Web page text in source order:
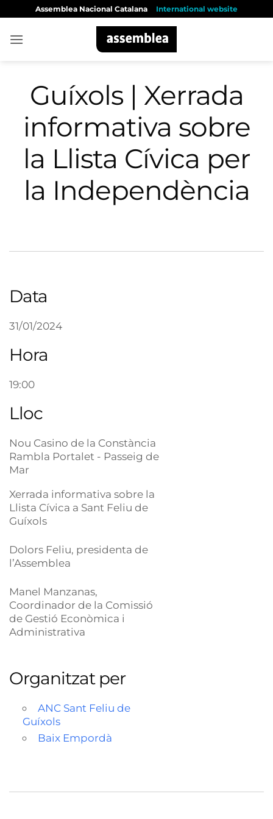
content
Assemblea Nacional Catalana International website
Guíxols | Xerrada
informativa sobre
la Llista Cívica per
la Independència
Data
31/01/2024
Hora
19:00
Lloc
Nou Casino de la Constància
Rambla Portalet - Passeig de
Mar
Xerrada informativa sobre la
Llista Cívica a Sant Feliu de
Guíxols
Dolors Feliu, presidenta de
l’Assemblea
Manel Manzanas,
Coordinador de la Comissió
de Gestió Econòmica i
Administrativa
Organitzat per
ANC Sant Feliu de
Guíxols
Baix Empordà